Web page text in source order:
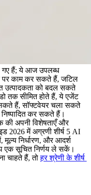
गए हैं; ये आज उपलब्ध
पर काम कर सकते हैं, जटिल
उत्पादकता को बदल सकते
तक सीमित होते हैं, ये एजेंट
हैं, सॉफ्टवेयर चला सकते
कर सकते हैं।
की अपनी विशेषताएँ और
2026 में अग्रणी शीर्ष 5 AI
निर्धारण, और आदर्श
एक सूचित निर्णय ले सकें।
चाहते हैं, तो हर श्रेणी के शीर्ष